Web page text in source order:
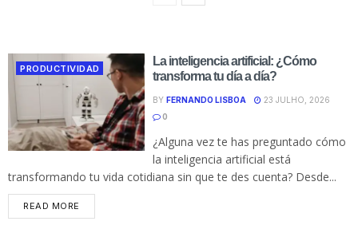
PRODUCTIVIDAD
La inteligencia artificial: ¿Cómo
transforma tu día a día?
BY FERNANDO LISBOA
23 JULHO, 2026
0
¿Alguna vez te has preguntado cómo
la inteligencia artificial está
transformando tu vida cotidiana sin que te des cuenta? Desde...
READ MORE